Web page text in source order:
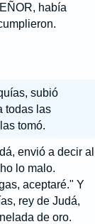
había
subió
todas las
tomó.
envió a decir al
lo malo.
aceptaré." Y
rey de Judá,
de oro.